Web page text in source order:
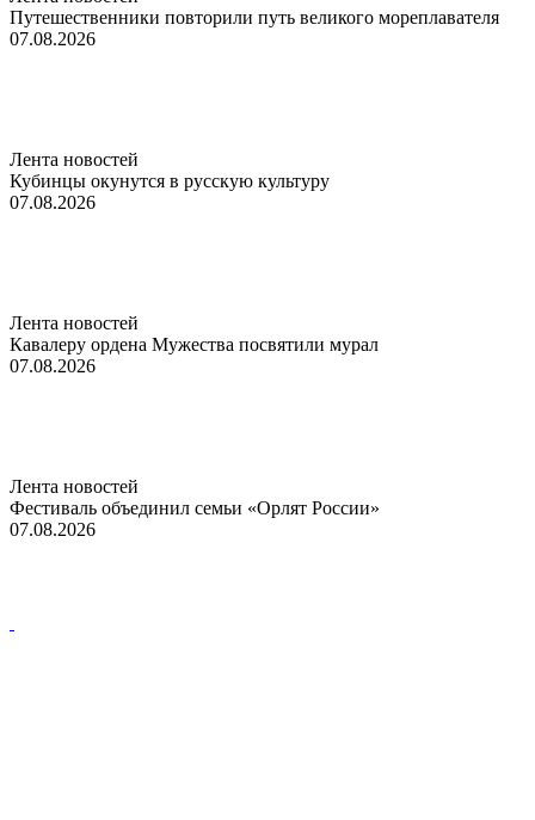
Путешественники повторили путь великого мореплавателя
07.08.2026
Лента новостей
Кубинцы окунутся в русскую культуру
07.08.2026
Лента новостей
Кавалеру ордена Мужества посвятили мурал
07.08.2026
Лента новостей
Фестиваль объединил семьи «Орлят России»
07.08.2026